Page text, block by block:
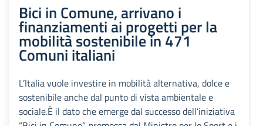
Bici in Comune, arrivano i
finanziamenti ai progetti per la
mobilità sostenibile in 471
Comuni italiani
L’Italia vuole investire in mobilità alternativa, dolce e
sostenibile anche dal punto di vista ambientale e
sociale.È il dato che emerge dal successo dell’iniziativa